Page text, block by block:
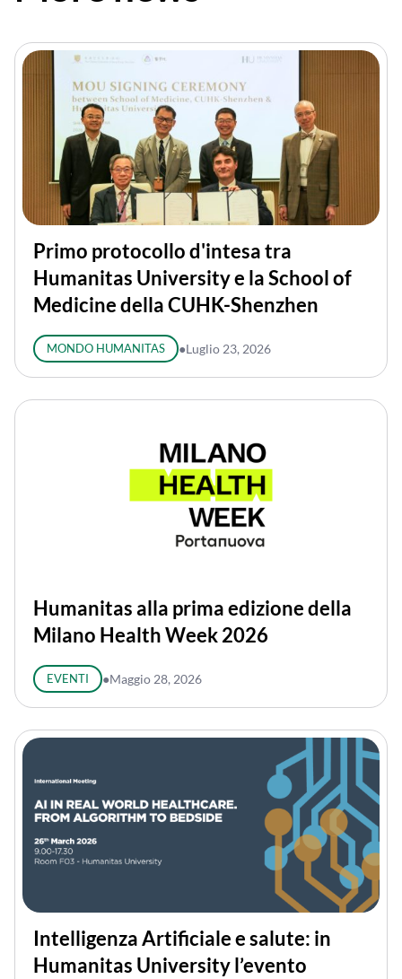
Primo protocollo d'intesa tra
Humanitas University e la School of
Medicine della CUHK-Shenzhen
MONDO HUMANITAS ●Luglio 23, 2026
Humanitas alla prima edizione della
Milano Health Week 2026
EVENTI ●Maggio 28, 2026
Intelligenza Artificiale e salute: in
Humanitas University l’evento